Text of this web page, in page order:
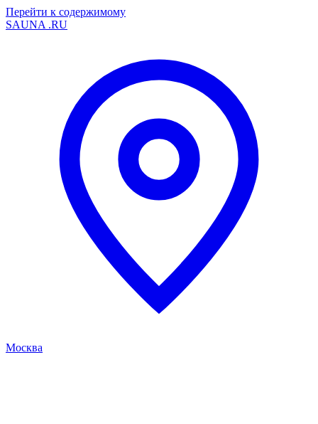
Перейти к содержимому
SAUNA .RU
Москва